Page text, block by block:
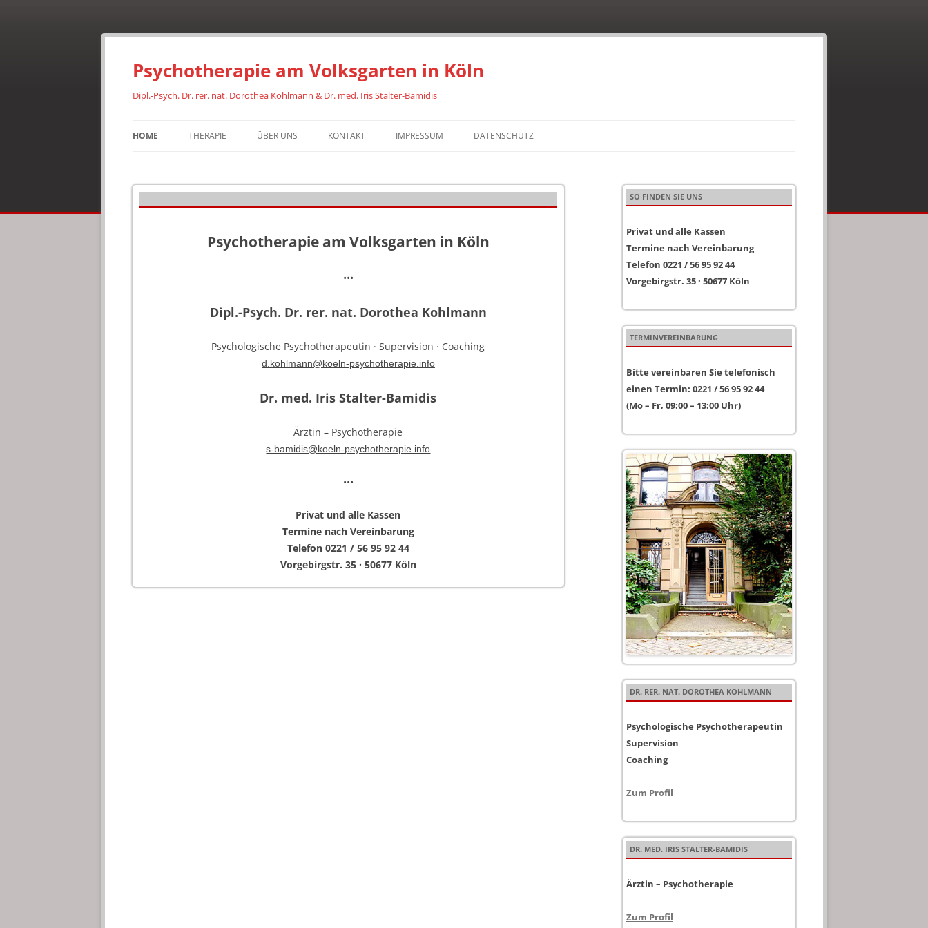
Psychotherapie am Volksgarten in Köln
Dipl.-Psych. Dr. rer. nat. Dorothea Kohlmann & Dr. med. Iris Stalter-Bamidis
Inhalt
HOME THERAPIE ÜBER UNS
DR. STALTER-BAMIDIS
KONTAKT IMPRESSUM DATENSCHUTZ
Psychotherapie am Volksgarten in Köln
•••
Dipl.-Psych. Dr. rer. nat. Dorothea Kohlmann
Psychologische Psychotherapeutin · Supervision · Coaching
d.kohlmann@koeln-psychotherapie.info
Dr. med. Iris Stalter-Bamidis
Ärztin – Psychotherapie
s-bamidis@koeln-psychotherapie.info
•••
Privat und alle Kassen
Termine nach Vereinbarung
Telefon 0221 / 56 95 92 44
Vorgebirgstr. 35 · 50677 Köln
SO FINDEN SIE UNS
Privat und alle Kassen
Termine nach Vereinbarung
Telefon 0221 / 56 95 92 44
Vorgebirgstr. 35 · 50677 Köln
TERMINVEREINBARUNG
Bitte vereinbaren Sie telefonisch
einen Termin: 0221 / 56 95 92 44
(Mo – Fr, 09:00 – 13:00 Uhr)
DR. RER. NAT. DOROTHEA KOHLMANN
Psychologische Psychotherapeutin
Supervision
Coaching
Zum Profil
DR. MED. IRIS STALTER-BAMIDIS
Ärztin – Psychotherapie
Zum Profil